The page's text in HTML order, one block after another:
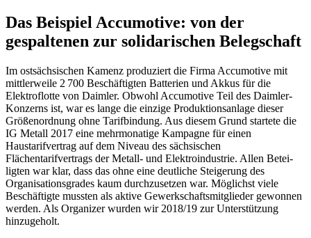
Das Beispiel Accumotive: von der
gespaltenen zur solidarischen Belegschaft
Im ostsächsischen Kamenz produziert die Firma Accumotive mit
mittlerweile 2 700 Beschäftigten Batterien und Akkus für die
Elektroflotte von Daimler. Obwohl Accumotive Teil des Daimler-
Konzerns ist, war es lange die einzige Produktionsanlage dieser
Größenord­nung ohne Tarifbindung. Aus diesem Grund startete die
IG Metall 2017 eine mehrmonatige Kampagne für einen
Haustarifvertrag auf dem Niveau des sächsischen
Flächentarifvertrags der Metall- und Elektroindustrie. Allen Betei­
ligten war klar, dass das ohne eine deutliche Steigerung des
Organisationsgrades kaum durchzusetzen war. Möglichst viele
Beschäftig­te mussten als aktive Gewerkschaftsmitglieder gewonnen
werden. Als Organizer wurden wir 2018/19 zur Unterstützung
hinzugeholt.